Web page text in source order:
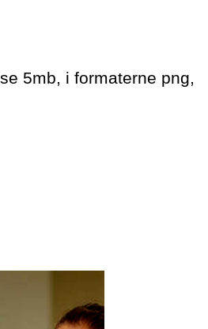
5mb, i formaterne png,